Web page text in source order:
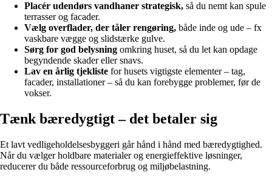
Placér udendørs vandhaner strategisk, så du nemt kan spule
terrasser og facader.
Vælg overflader, der tåler rengøring, både inde og ude – fx
vaskbare vægge og slidstærke gulve.
Sørg for god belysning omkring huset, så du let kan opdage
begyndende skader eller snavs.
Lav en årlig tjekliste for husets vigtigste elementer – tag,
facader, installationer – så du kan forebygge problemer, før de
vokser.
Tænk bæredygtigt – det betaler sig
Et lavt vedligeholdelsesbyggeri går hånd i hånd med bæredygtighed.
Når du vælger holdbare materialer og energieffektive løsninger,
reducerer du både ressourceforbrug og miljøbelastning.